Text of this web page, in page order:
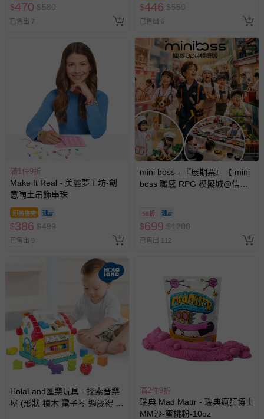
$470 $580
已售出 7
$446 $550
已售出 6
滿1件9折
Make It Real - 美麗夢工坊-創
意陶土吊飾串珠
即將售完
$386 $499
已售出 9
mini boss - 『展期票』【 mini
boss 職感 RPG 模擬城@信義
換，依現場梯次安排入場，逾
期作廢) (兒童票(2歲以上)贈一
名陪伴成人)
58折
$699 $1200
已售出 112
HolaLand匯樂玩具 - 探索音樂
屋 (形狀 積木 電子琴 週歲禮 感
滿2件9折
瑞典 Mad Mattr - 瑞典瘋狂博士
MM沙-蜜桃粉-10oz